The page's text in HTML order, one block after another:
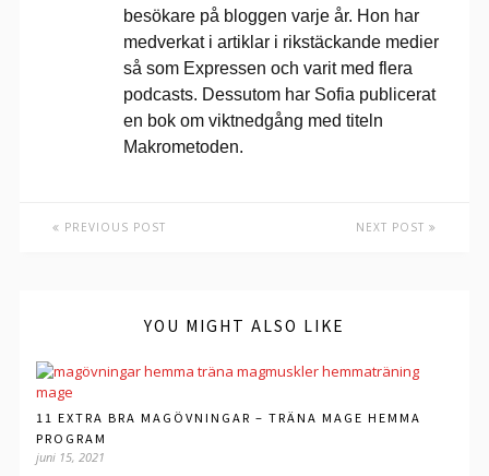
besökare på bloggen varje år. Hon har
medverkat i artiklar i rikstäckande medier
så som Expressen och varit med flera
podcasts. Dessutom har Sofia publicerat
en bok om viktnedgång med titeln
Makrometoden.
PREVIOUS POST NEXT POST
YOU MIGHT ALSO LIKE
11 EXTRA BRA MAGÖVNINGAR – TRÄNA MAGE HEMMA
PROGRAM
juni 15, 2021